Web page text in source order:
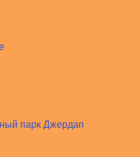
парк Джердап